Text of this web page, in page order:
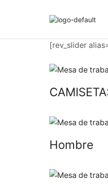
[rev_slider
Hombre